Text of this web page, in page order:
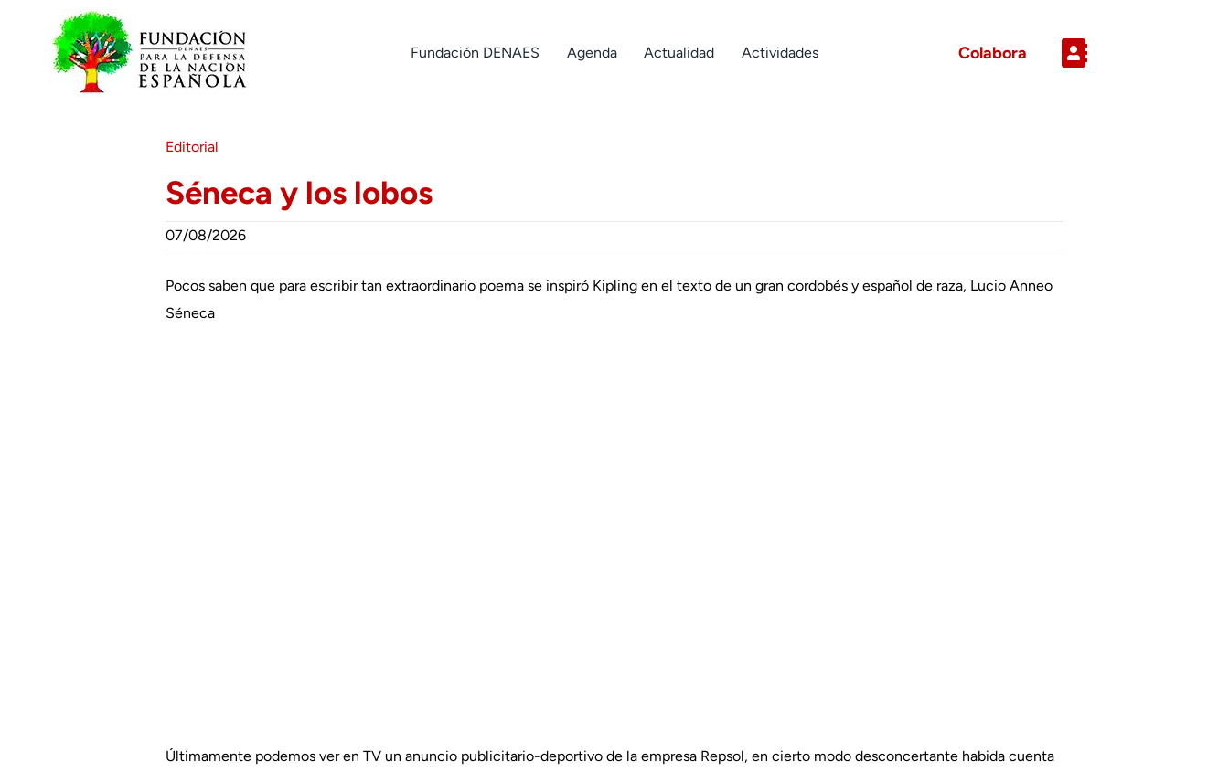
contenido
Fundación DENAES Agenda Actualidad Actividades Colabora
Editorial
Séneca y los lobos
07/08/2026
Pocos saben que para escribir tan extraordinario poema se inspiró Kipling en el texto de un gran cordobés y español de raza, Lucio Anneo
Séneca
Últimamente podemos ver en TV un anuncio publicitario-deportivo de la empresa Repsol, en cierto modo desconcertante habida cuenta